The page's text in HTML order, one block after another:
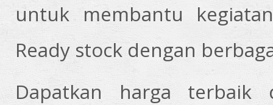
untuk membantu
Ready stock dengan
Dapatkan harga